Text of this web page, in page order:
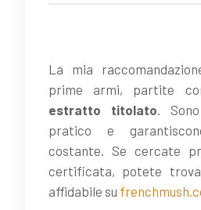
La mia
prime armi, partite
estratto titolato .
pratico e
costante. Se cercate
certificata, potete
affidabile su